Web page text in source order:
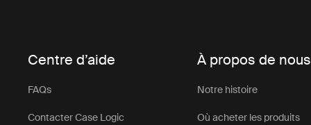
Centre d’aide
FAQs
Contacter Case Logic
À propos de nous
Notre histoire
Où acheter les produits